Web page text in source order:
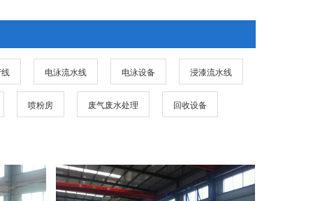
电泳流水线 电泳设备 浸漆流水线
喷粉房 废气废水处理 回收设备